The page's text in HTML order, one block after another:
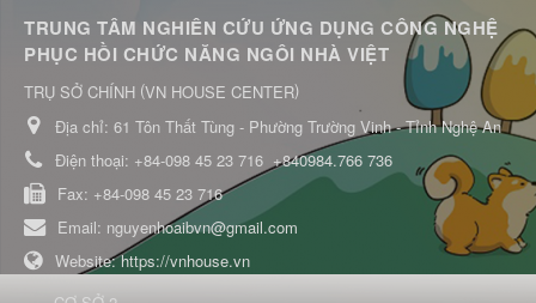
TRUNG TÂM NGHIÊN CỨU ỨNG DỤNG CÔNG NGHỆ
PHỤC HỒI CHỨC NĂNG NGÔI NHÀ VIỆT
TRỤ SỞ CHÍNH (VN HOUSE CENTER)
Địa chỉ: 61 Tôn Thất Tùng - Phường Trường Vinh - Tỉnh Nghệ An
Điện thoại: +84-098 45 23 716 +840984.766 736
Fax: +84-098 45 23 716
Email: nguyenhoaibvn@gmail.com
Website:https://vnhouse.vn